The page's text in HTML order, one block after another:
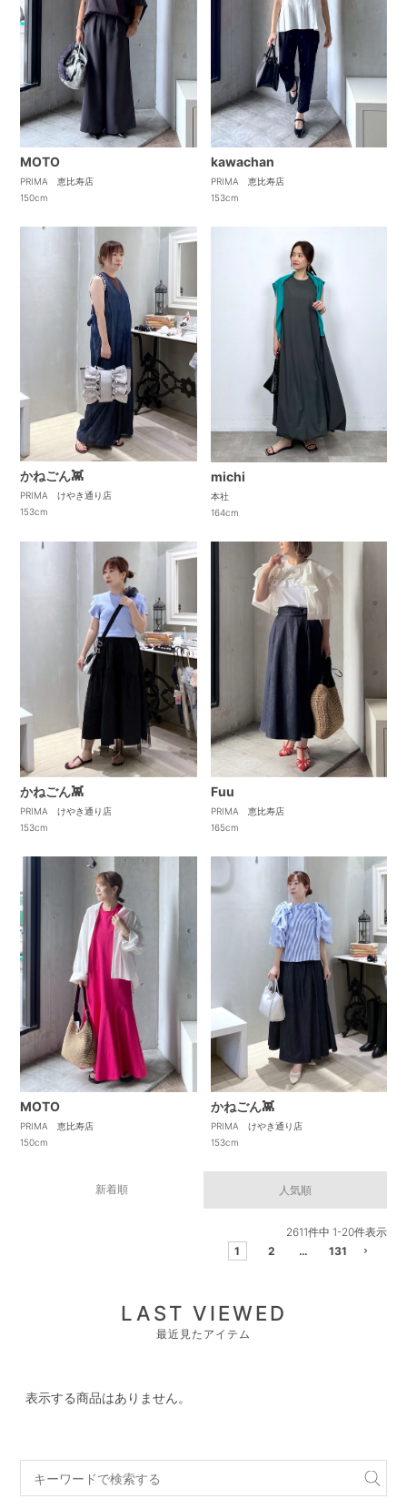
MOTO
PRIMA 恵比寿店
150cm
kawachan
PRIMA 恵比寿店
153cm
かねごん👾
PRIMA けやき通り店
153cm
michi
本社
164cm
かねごん👾
PRIMA けやき通り店
153cm
Fuu
PRIMA 恵比寿店
165cm
MOTO
PRIMA 恵比寿店
150cm
かねごん👾
PRIMA けやき通り店
153cm
新着順 人気順
2611件中 1-20件表示
1
2 … 131
LAST VIEWED
最近見たアイテム
表示する商品はありません。